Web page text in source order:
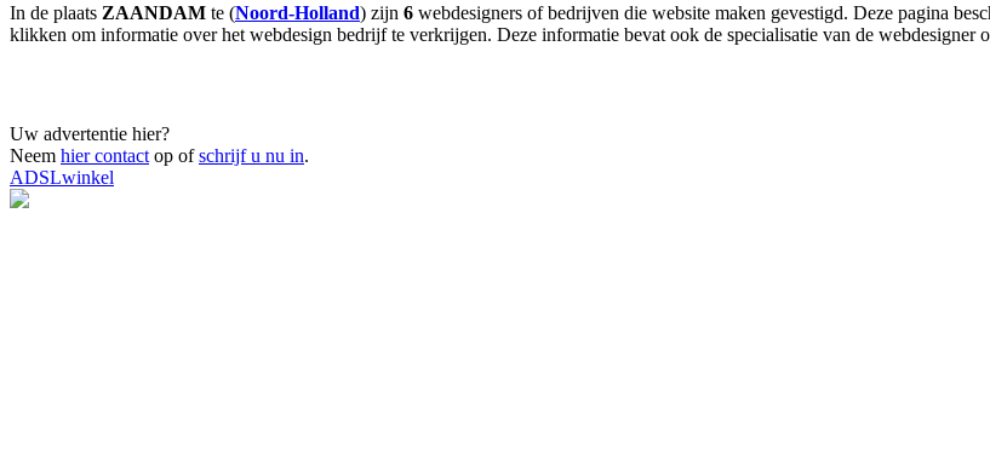
In de plaats ZAANDAM te (Noord-Holland) zijn 6 webdesigners of bedrijven die website maken gevestigd. Deze pagina
klikken om informatie over het webdesign bedrijf te verkrijgen. Deze informatie bevat ook de specialisatie van de webdesigner
Uw advertentie hier?
Neem hier contact op ofschrijf u nu in.
ADSLwinkel